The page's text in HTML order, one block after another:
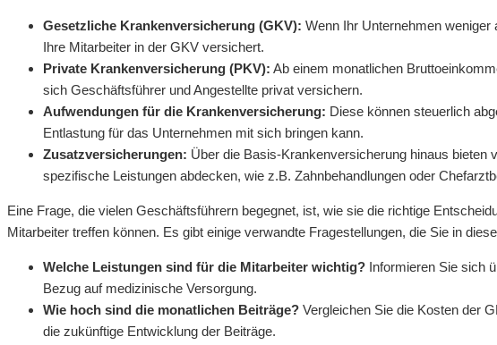
Gesetzliche Krankenversicherung (GKV): Wenn Ihr Unternehmen
Ihre Mitarbeiter in der GKV versichert.
Private Krankenversicherung (PKV): Ab einem monatlichen
sich Geschäftsführer und Angestellte privat versichern.
Aufwendungen für die Krankenversicherung: Diese können steuerlich
Entlastung für das Unternehmen mit sich bringen kann.
Zusatzversicherungen: Über die Basis-Krankenversicherung hinaus bieten
spezifische Leistungen abdecken, wie z.B. Zahnbehandlungen oder
Eine Frage, die vielen Geschäftsführern begegnet, ist, wie sie die richtige
Mitarbeiter treffen können. Es gibt einige verwandte Fragestellungen, die Sie in
Welche Leistungen sind für die Mitarbeiter wichtig? Informieren Sie sich
Bezug auf medizinische Versorgung.
Wie hoch sind die monatlichen Beiträge? Vergleichen Sie die Kosten der
die zukünftige Entwicklung der Beiträge.